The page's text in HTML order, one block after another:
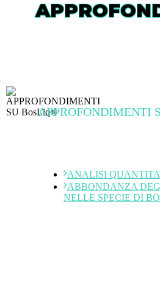
APPROFONDIMENTI
ANALISI
ABBONDANZA
NELLE SPECIE DI